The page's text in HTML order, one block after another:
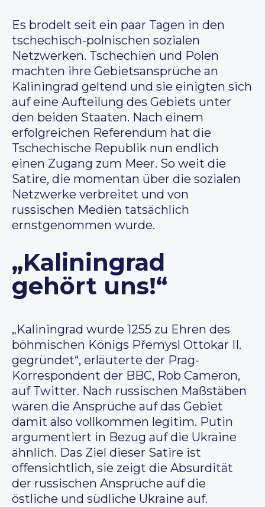
Es brodelt seit ein paar Tagen in den
tschechisch-polnischen sozialen
Netzwerken. Tschechien und Polen
machten ihre Gebietsansprüche an
Kaliningrad geltend und sie einigten sich
auf eine Aufteilung des Gebiets unter
den beiden Staaten. Nach einem
erfolgreichen Referendum hat die
Tschechische Republik nun endlich
einen Zugang zum Meer. So weit die
Satire, die momentan über die sozialen
Netzwerke verbreitet und von
russischen Medien tatsächlich
ernstgenommen wurde.
„Kaliningrad
gehört uns!“
„Kaliningrad wurde 1255 zu Ehren des
böhmischen Königs Přemysl Ottokar II.
gegründet“, erläuterte der Prag-
Korrespondent der BBC, Rob Cameron,
auf Twitter. Nach russischen Maßstäben
wären die Ansprüche auf das Gebiet
damit also vollkommen legitim. Putin
argumentiert in Bezug auf die Ukraine
ähnlich. Das Ziel dieser Satire ist
offensichtlich, sie zeigt die Absurdität
der russischen Ansprüche auf die
östliche und südliche Ukraine auf.